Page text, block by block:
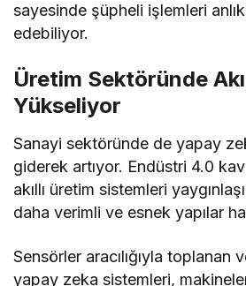
sayesinde şüpheli işlemleri
edebiliyor.
Üretim Sektöründe
Yükseliyor
Sanayi sektöründe de yapay
giderek artıyor. Endüstri 4.0
akıllı üretim sistemleri
daha verimli ve esnek yapılar
Sensörler aracılığıyla toplanan
yapay zeka sistemleri,